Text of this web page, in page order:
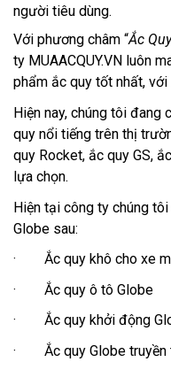
người tiêu dùng.
Với phương châm “Ắc
ty MUAACQUY.VN luôn
phẩm ắc quy tốt nhất, với
Hiện nay, chúng tôi
quy nổi tiếng trên thị
quy Rocket, ắc quy GS,
lựa chọn.
Hiện tại công ty chúng
Globe sau:
· Ắc quy khô cho xe
· Ắc quy ô tô Globe
· Ắc quy khởi động
· Ắc quy Globe truyền